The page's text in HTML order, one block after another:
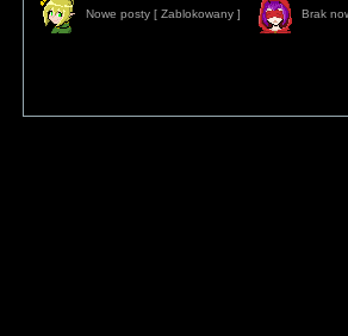
Nowe posty [ Zablokowany ] Brak